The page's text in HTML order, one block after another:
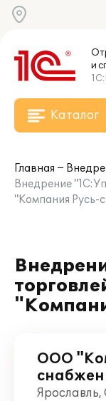
и
Каталог
Главная
Внедрение
"Компания Русь-
ООО